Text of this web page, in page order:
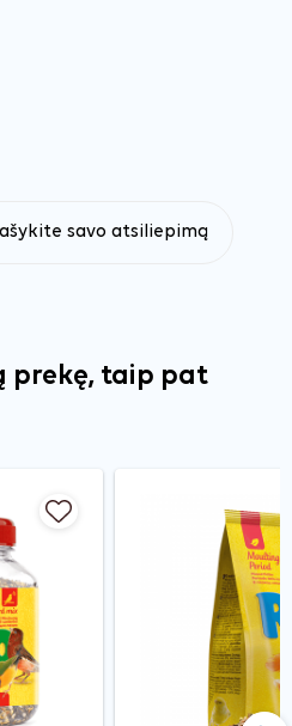
savo atsiliepimą
prekę, taip pat